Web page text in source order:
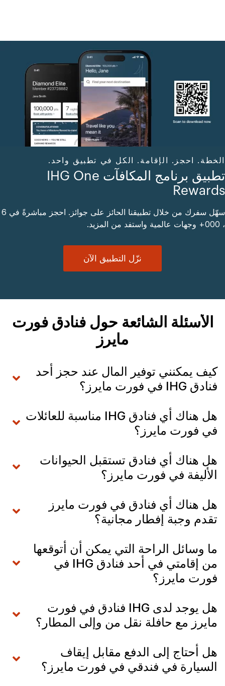
الخطة. احجز. الإقامة. الكل في تطبيق واحد.
تطبيق برنامج المكافآت IHG One
Rewards
سهّل سفرك من خلال تطبيقنا الحائز على جوائز. احجز مباشرةً في 6
، 000+ وجهات عالمية واستفد من المزيد.
نزّل التطبيق الآن
الأسئلة الشائعة حول فنادق فورت
مايرز
كيف يمكنني توفير المال عند حجز أحد
فنادق IHG في فورت مايرز؟
هل هناك أي فنادق IHG مناسبة للعائلات
في فورت مايرز؟
هل هناك أي فنادق تستقبل الحيوانات
الأليفة في فورت مايرز؟
هل هناك أي فنادق في فورت مايرز
تقدم وجبة إفطار مجانية؟
ما وسائل الراحة التي يمكن أن أتوقعها
من إقامتي في أحد فنادق IHG في
فورت مايرز؟
هل يوجد لدى IHG فنادق في فورت
مايرز مع حافلة نقل من وإلى المطار؟
هل أحتاج إلى الدفع مقابل إيقاف
السيارة في فندقي في فورت مايرز؟